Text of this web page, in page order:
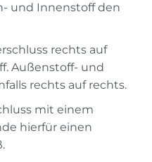
und Innenstoff den
rechts auf
Außenstoff- und
rechts auf rechts.
mit einem
hierfür einen